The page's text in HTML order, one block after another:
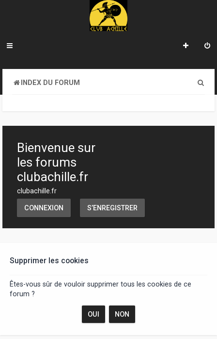
INDEX DU FORUM
h
Bienvenue sur
les forums
clubachille.fr
clubachille.fr
CONNEXION S’ENREGISTRER
Supprimer les cookies
Êtes-vous sûr de vouloir supprimer tous les cookies de ce
forum ?